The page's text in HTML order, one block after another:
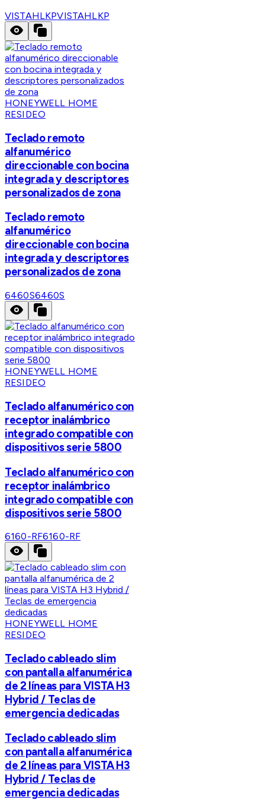
VISTAHLKPVISTAHLKP
HONEYWELL HOME
RESIDEO
Teclado remoto
alfanumérico
direccionable con bocina
integrada y descriptores
personalizados de zona
Teclado remoto
alfanumérico
direccionable con bocina
integrada y descriptores
personalizados de zona
6460S6460S
HONEYWELL HOME
RESIDEO
Teclado alfanumérico con
receptor inalámbrico
integrado compatible con
dispositivos serie 5800
Teclado alfanumérico con
receptor inalámbrico
integrado compatible con
dispositivos serie 5800
6160-RF6160-RF
HONEYWELL HOME
RESIDEO
Teclado cableado slim
con pantalla alfanumérica
de 2 líneas para VISTA H3
Hybrid / Teclas de
emergencia dedicadas
Teclado cableado slim
con pantalla alfanumérica
de 2 líneas para VISTA H3
Hybrid / Teclas de
emergencia dedicadas